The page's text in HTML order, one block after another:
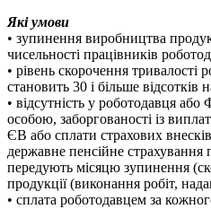
Які умови
• зупинення виробництва
чисельності працівників
• рівень скорочення
становить 30 і більше відсотків
• відсутність у роботодавця
особою, заборгованості із
ЄВ або сплати страхових
державне пенсійне
передують місяцю зупинення
продукції (виконання робіт,
• сплата роботодавцем за